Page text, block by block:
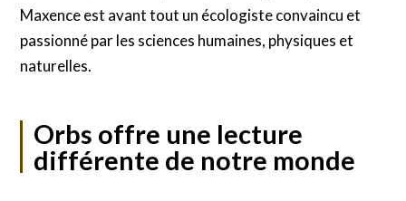
Maxence est avant tout un écologiste convaincu et
passionné par les sciences humaines, physiques et
naturelles.
Orbs offre une lecture
différente de notre monde